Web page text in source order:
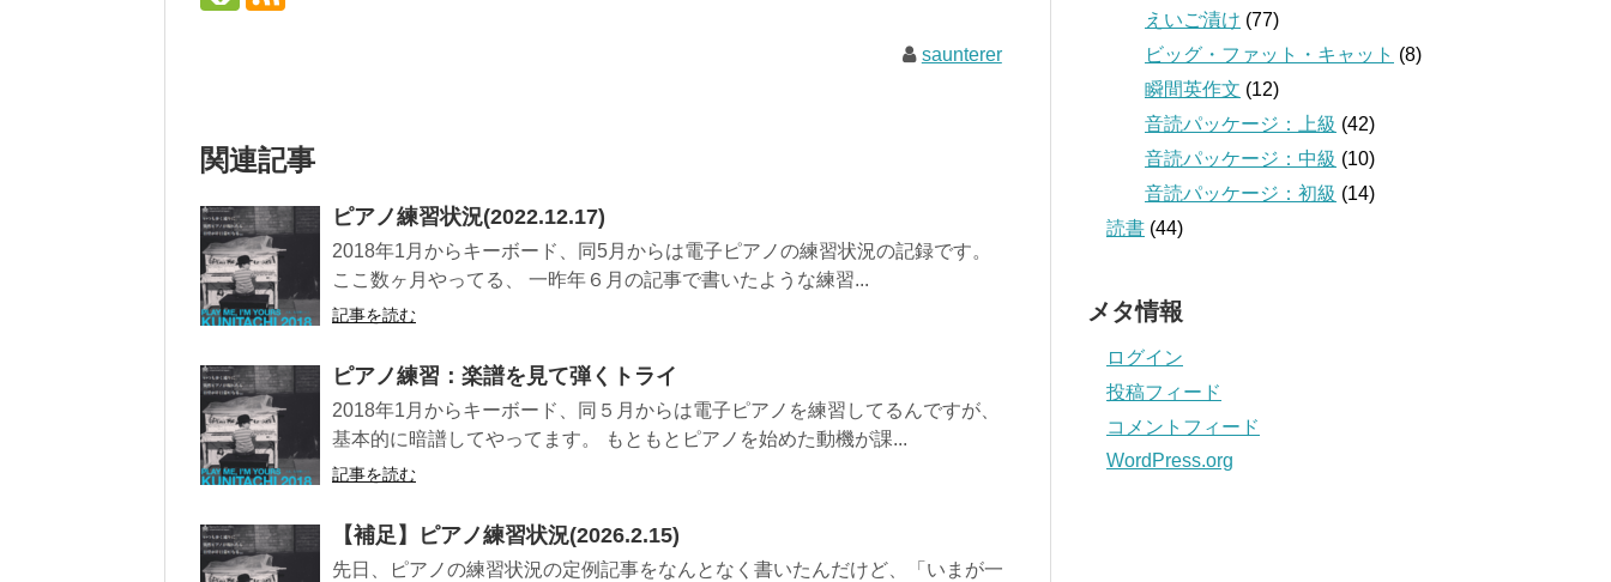
saunterer
関連記事
ピアノ練習状況(2022.12.17)
2018年1月からキーボード、同5月からは電子ピアノの練習状況の記録です。
ここ数ヶ月やってる、 一昨年６月の記事で書いたような練習...
記事を読む
ピアノ練習：楽譜を見て弾くトライ
2018年1月からキーボード、同５月からは電子ピアノを練習してるんですが、
基本的に暗譜してやってます。 もともとピアノを始めた動機が課...
記事を読む
【補足】ピアノ練習状況(2026.2.15)
先日、ピアノの練習状況の定例記事をなんとなく書いたんだけど、「いまが一
えいご漬け (77)
ビッグ・ファット・キャット (8)
瞬間英作文 (12)
音読パッケージ：上級 (42)
音読パッケージ：中級 (10)
音読パッケージ：初級 (14)
読書 (44)
メタ情報
ログイン
投稿フィード
コメントフィード
WordPress.org